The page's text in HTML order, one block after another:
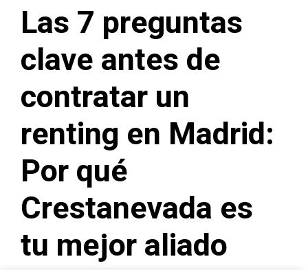
Las 7 preguntas
clave antes de
contratar un
renting en Madrid:
Por qué
Crestanevada es
tu mejor aliado